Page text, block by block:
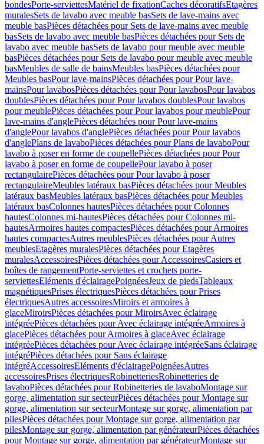
bondesPorte-serviettesMatériel de fixationCaches décoratifsEtagères
muralesSets de lavabo avec meuble basSets de lave-mains avec
meuble basPièces détachées pour Sets de lave-mains avec meuble
basSets de lavabo avec meuble basPièces détachées pour Sets de
lavabo avec meuble basSets de lavabo pour meuble avec meuble
basPièces détachées pour Sets de lavabo pour meuble avec meuble
basMeubles de salle de bainsMeubles basPièces détachées pour
Meubles basPour lave-mainsPièces détachées pour Pour lave-
mainsPour lavabosPièces détachées pour Pour lavabosPour lavabos
doublesPièces détachées pour Pour lavabos doublesPour lavabos
pour meublePièces détachées pour Pour lavabos pour meublePour
lave-mains d'anglePièces détachées pour Pour lave-mains
d'anglePour lavabos d'anglePièces détachées pour Pour lavabos
d'anglePlans de lavaboPièces détachées pour Plans de lavaboPour
lavabo à poser en forme de coupellePièces détachées pour Pour
lavabo à poser en forme de coupellePour lavabo à poser
rectangulairePièces détachées pour Pour lavabo à poser
rectangulaireMeubles latéraux basPièces détachées pour Meubles
latéraux basMeubles latéraux basPièces détachées pour Meubles
latéraux basColonnes hautesPièces détachées pour Colonnes
hautesColonnes mi-hautesPièces détachées pour Colonnes mi-
hautesArmoires hautes compactesPièces détachées pour Armoires
hautes compactesAutres meublesPièces détachées pour Autres
meublesEtagères muralesPièces détachées pour Etagères
muralesAccessoiresPièces détachées pour AccessoiresCasiers et
boîtes de rangementPorte-serviettes et crochets porte-
serviettesEléments d'éclairagePoignéesJeux de piedsTableaux
magnétiquesPrises électriquesPièces détachées pour Prises
électriquesAutres accessoiresMiroirs et armoires à
glaceMiroirsPièces détachées pour MiroirsAvec éclairage
intégréePièces détachées pour Avec éclairage intégréeArmoires à
glacePièces détachées pour Armoires à glaceAvec éclairage
intégréePièces détachées pour Avec éclairage intégréeSans éclairage
intégréPièces détachées pour Sans éclairage
intégréAccessoiresEléments d'éclairagePoignéesAutres
accessoiresPrises électriquesRobinetteriesRobinetteries de
lavaboPièces détachées pour Robinetteries de lavaboMontage sur
gorge, alimentation sur secteurPièces détachées pour Montage sur
gorge, alimentation sur secteurMontage sur gorge, alimentation par
pilesPièces détachées pour Montage sur gorge, alimentation par
pilesMontage sur gorge, alimentation par générateurPièces détachées
pour Montage sur gorge, alimentation par générateurMontage sur